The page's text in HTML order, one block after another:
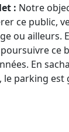
: Notre
ce public,
ou ailleurs.
ce
En
le parking est